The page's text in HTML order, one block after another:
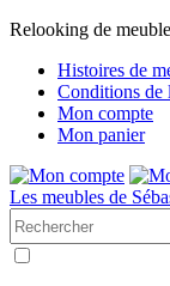
Relooking de
Histoires de
Conditions de
Mon compte
Mon panier
Les meubles de
Rechercher